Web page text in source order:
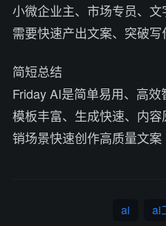
小微企业主、市场专员、文
需要快速产出文案、突破
简短总结
Friday AI是简单易用、高效
模板丰富、生成快速、内
销场景快速创作高质量文案
ai ai